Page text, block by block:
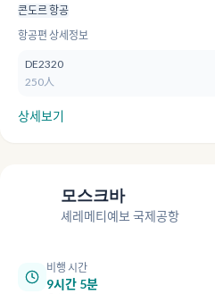
콘도르 항공
항공편 상세정보
DE2320
250人
상세보기
모스크바
셰레메티예보 국제공항
비행 시간
9시간 5분